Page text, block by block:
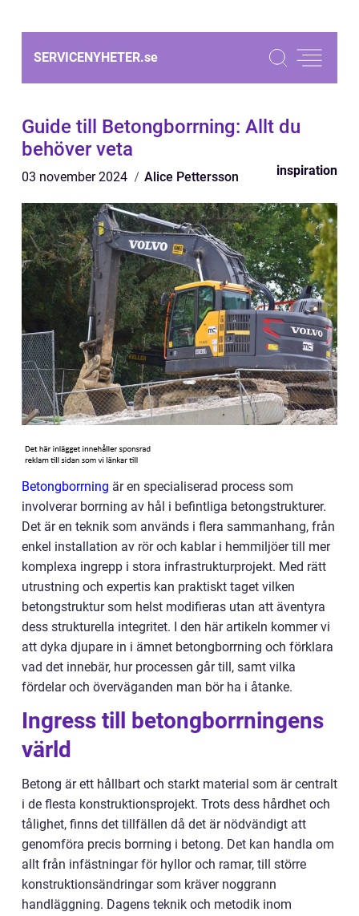
SERVICENYHETER.se
Guide till Betongborrning: Allt du
behöver veta
03 november 2024 Alice Pettersson inspiration
Betongborrning är en specialiserad process som
involverar borrning av hål i befintliga betongstrukturer.
Det är en teknik som används i flera sammanhang, från
enkel installation av rör och kablar i hemmiljöer till mer
komplexa ingrepp i stora infrastrukturprojekt. Med rätt
utrustning och expertis kan praktiskt taget vilken
betongstruktur som helst modifieras utan att äventyra
dess strukturella integritet. I den här artikeln kommer vi
att dyka djupare in i ämnet betongborrning och förklara
vad det innebär, hur processen går till, samt vilka
fördelar och överväganden man bör ha i åtanke.
Ingress till betongborrningens
värld
Betong är ett hållbart och starkt material som är centralt
i de flesta konstruktionsprojekt. Trots dess hårdhet och
tålighet, finns det tillfällen då det är nödvändigt att
genomföra precis borrning i betong. Det kan handla om
allt från infästningar för hyllor och ramar, till större
konstruktionsändringar som kräver noggrann
handläggning. Dagens teknik och metodik inom